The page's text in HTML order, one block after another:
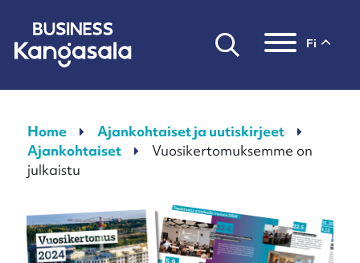
Home
Ajankohtaiset ja uutiskirjeet
Ajankohtaiset
Vuosikertomuksemme on
julkaistu
fi